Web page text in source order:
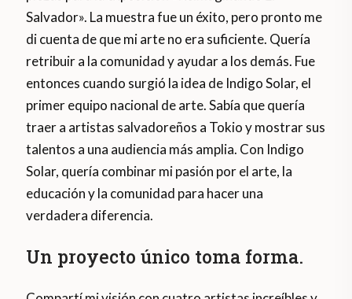
Salvador». La muestra fue un éxito, pero pronto me
di cuenta de que mi arte no era suficiente. Quería
retribuir a la comunidad y ayudar a los demás. Fue
entonces cuando surgió la idea de Indigo Solar, el
primer equipo nacional de arte. Sabía que quería
traer a artistas salvadoreños a Tokio y mostrar sus
talentos a una audiencia más amplia. Con Indigo
Solar, quería combinar mi pasión por el arte, la
educación y la comunidad para hacer una
verdadera diferencia.
Un proyecto único toma forma.